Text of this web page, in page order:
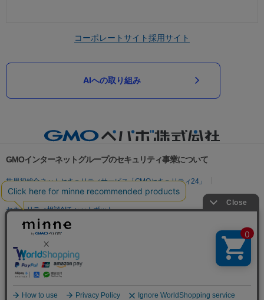
コーポレートサイト採用サイト
AIへの取り組み
GMOインターネットグループのセキュリティ事業について
世界初総合ネットセキュリティサービス「GMOセキュリティ24」
パスワード漏洩診断
Webサイトリスク診断
セキュリティ相談AIチャットボット
実在証明・盗聴対策
サイバー攻撃対策（GMO Flatt Security）
セキュリティ事業の軌跡